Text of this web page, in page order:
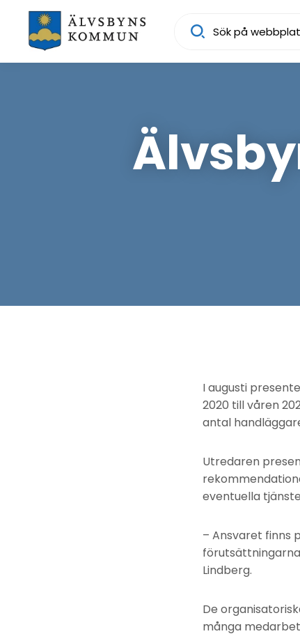
I augusti
2020 till våren
antal
Utredaren
eventuella
– Ansvaret finns
Lindberg.
De
många